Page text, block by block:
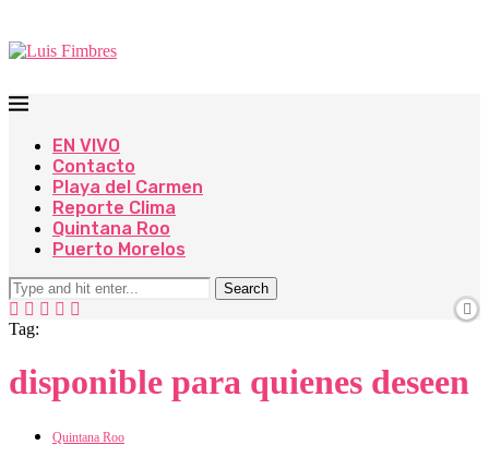
EN VIVO
Contacto
Playa del Carmen
Reporte Clima
Quintana Roo
Puerto Morelos
Search
Tag:
disponible para quienes deseen
Quintana Roo